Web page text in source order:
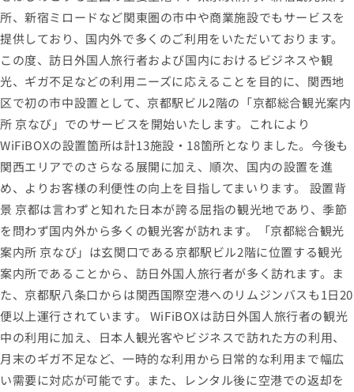
所、新宿ミロードなど関東圏の市中や商業施設でもサービスを
提供しており、国内外で多くのご利用をいただいております。
この度、訪日外国人旅行者および国内におけるビジネスや観
光、ギガ不足などの利用ニーズに応えることを目的に、関西地
区で初の市中設置として、京都駅ビル2階の「京都総合観光案内
所 京なび」でのサービスを開始いたします。これにより
WiFiBOXの設置箇所は計13施設・18箇所となりました。今後も
関西エリアでのさらなる展開に加え、順次、国内の設置を進
め、よりお客様の利便性の向上を目指してまいります。 設置背
景 京都は言わずと知れた日本が誇る屈指の観光地であり、季節
を問わず国内外から多くの観光客が訪れます。「京都総合観光
案内所 京なび」は玄関口である京都駅ビル2階に位置する観光
案内所であることから、訪日外国人旅行者が多く訪れます。ま
た、京都駅八条口からは関西国際空港へのリムジンバスも1日20
便以上運行されています。 WiFiBOXは訪日外国人旅行者の観光
中の利用に加え、日本人観光客やビジネスで訪れた方の利用、
月末のギガ不足など、一時的な利用から日常的な利用まで幅広
い需要に対応が可能です。また、レンタル後に空港での返却を